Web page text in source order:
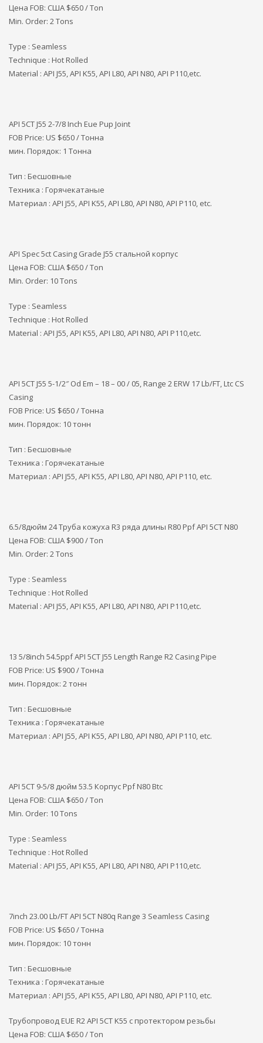
Цена FOB: США $650 / Ton
Min. Order: 2 Tons
Type : Seamless
Technique : Hot Rolled
Material : API J55, API K55, API L80, API N80, API P110,etc.
API 5CT J55 2-7/8 Inch Eue Pup Joint
FOB Price: US $650 / Тонна
мин. Порядок: 1 Тонна
Тип : Бесшовные
Техника : Горячекатаные
Материал : API J55, API K55, API L80, API N80, API P110, etc.
API Spec 5ct Casing Grade J55 стальной корпус
Цена FOB: США $650 / Ton
Min. Order: 10 Tons
Type : Seamless
Technique : Hot Rolled
Material : API J55, API K55, API L80, API N80, API P110,etc.
API 5CT J55 5-1/2″ Od Em – 18 – 00 / 05, Range 2 ERW 17 Lb/FT, Ltc CS
Casing
FOB Price: US $650 / Тонна
мин. Порядок: 10 тонн
Тип : Бесшовные
Техника : Горячекатаные
Материал : API J55, API K55, API L80, API N80, API P110, etc.
6.5/8дюйм 24 Труба кожуха R3 ряда длины R80 Ppf API 5CT N80
Цена FOB: США $900 / Ton
Min. Order: 2 Tons
Type : Seamless
Technique : Hot Rolled
Material : API J55, API K55, API L80, API N80, API P110,etc.
13 5/8inch 54.5ppf API 5CT J55 Length Range R2 Casing Pipe
FOB Price: US $900 / Тонна
мин. Порядок: 2 тонн
Тип : Бесшовные
Техника : Горячекатаные
Материал : API J55, API K55, API L80, API N80, API P110, etc.
API 5CT 9-5/8 дюйм 53.5 Корпус Ppf N80 Btc
Цена FOB: США $650 / Ton
Min. Order: 10 Tons
Type : Seamless
Technique : Hot Rolled
Material : API J55, API K55, API L80, API N80, API P110,etc.
7inch 23.00 Lb/FT API 5CT N80q Range 3 Seamless Casing
FOB Price: US $650 / Тонна
мин. Порядок: 10 тонн
Тип : Бесшовные
Техника : Горячекатаные
Материал : API J55, API K55, API L80, API N80, API P110, etc.
Трубопровод EUE R2 API 5CT K55 с протектором резьбы
Цена FOB: США $650 / Ton